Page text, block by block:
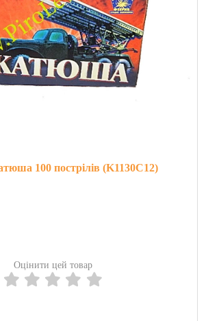
100 пострілів (K1130C12)
Оцінити цей товар